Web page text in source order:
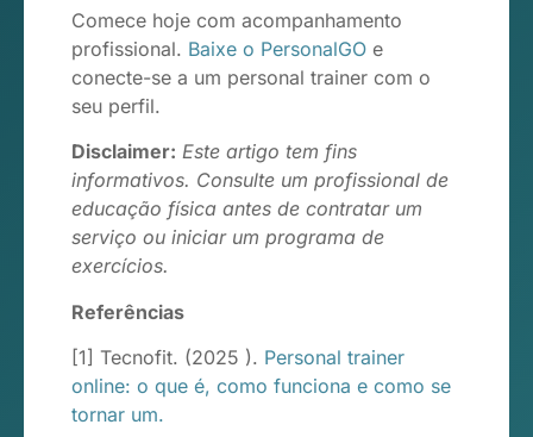
Comece hoje com acompanhamento
profissional. Baixe o PersonalGO e
conecte-se a um personal trainer com o
seu perfil.
Disclaimer: Este artigo tem fins
informativos. Consulte um profissional de
educação física antes de contratar um
serviço ou iniciar um programa de
exercícios.
Referências
[1] Tecnofit. (2025 ). Personal trainer
online: o que é, como funciona e como se
tornar um.